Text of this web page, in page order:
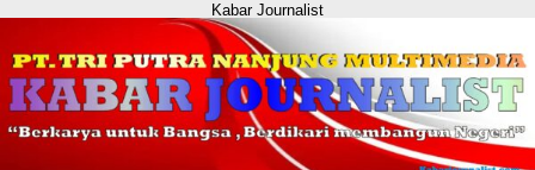
Kabar Journalist